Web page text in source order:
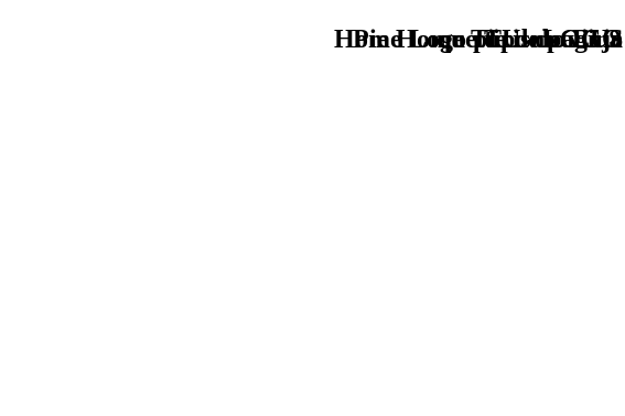
TU - LOGO
que tipo de viaje
Home Logo pie de página
Pie Home Turismo EUS